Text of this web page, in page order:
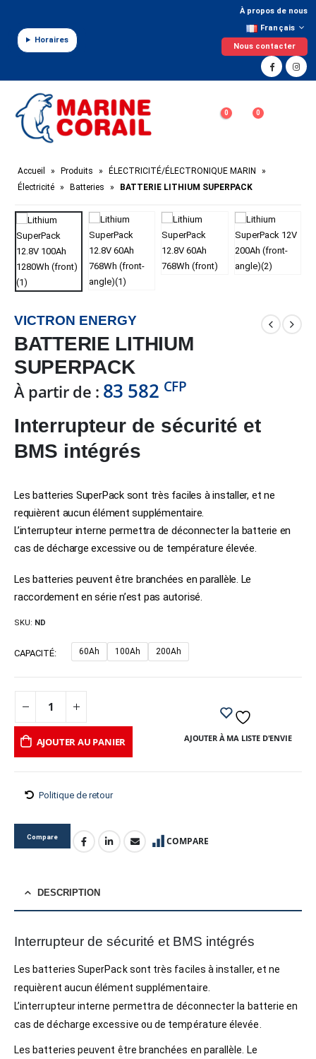
Horaires
À propos de nous
Français
Nous contacter
0 0
Accueil » Produits » ÉLECTRICITÉ/ÉLECTRONIQUE MARIN
»
Électricité » Batteries » BATTERIE LITHIUM SUPERPACK
VICTRON ENERGY
BATTERIE LITHIUM
SUPERPACK
À partir de : 83 582 CFP
Interrupteur de sécurité et
BMS intégrés
Les batteries SuperPack sont très faciles à installer, et ne
requièrent aucun élément supplémentaire.
L’interrupteur interne permettra de déconnecter la batterie en
cas de décharge excessive ou de température élevée.
Les batteries peuvent être branchées en parallèle. Le
raccordement en série n’est pas autorisé.
SKU: ND
CAPACITÉ 60Ah 100Ah 200Ah
AJOUTER AU PANIER AJOUTER À MA LISTE D'ENVIE
Politique de retour
Compare COMPARE
DESCRIPTION
Interrupteur de sécurité et BMS intégrés
Les batteries SuperPack sont très faciles à installer, et ne
requièrent aucun élément supplémentaire.
L’interrupteur interne permettra de déconnecter la batterie en
cas de décharge excessive ou de température élevée.
Les batteries peuvent être branchées en parallèle. Le